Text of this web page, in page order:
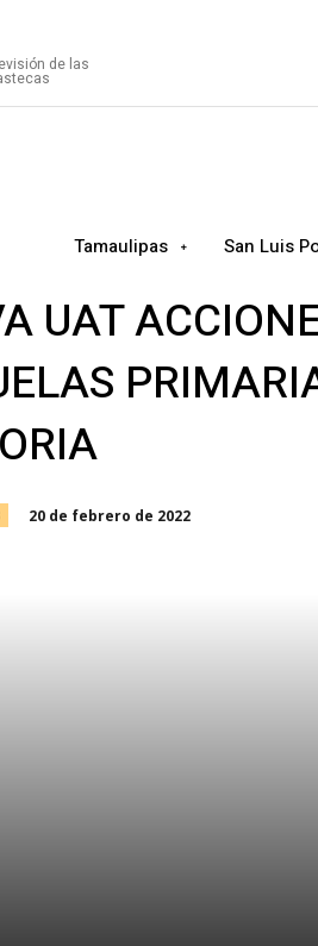
de las
Tamaulipas San Luis
UAT
20 de febrero de 2022